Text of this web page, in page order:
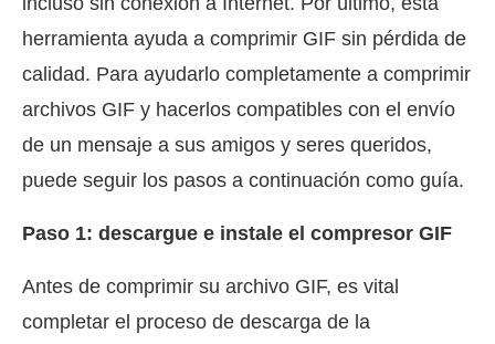
herramienta ayuda a comprimir GIF sin pérdida de
calidad. Para ayudarlo completamente a comprimir
archivos GIF y hacerlos compatibles con el envío
de un mensaje a sus amigos y seres queridos,
puede seguir los pasos a continuación como guía.
Paso 1: descargue e instale el compresor GIF
Antes de comprimir su archivo GIF, es vital
completar el proceso de descarga de la